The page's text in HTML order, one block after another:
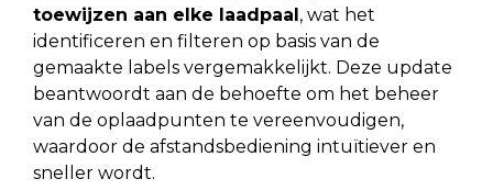
toewijzen aan elke laadpaal, wat het
identificeren en filteren op basis van de
gemaakte labels vergemakkelijkt. Deze update
beantwoordt aan de behoefte om het beheer
van de oplaadpunten te vereenvoudigen,
waardoor de afstandsbediening intuïtiever en
sneller wordt.